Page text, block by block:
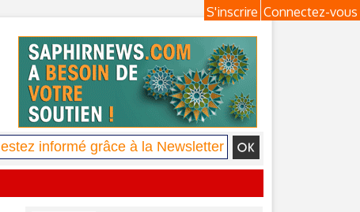
Connectez-vous
S'inscrire